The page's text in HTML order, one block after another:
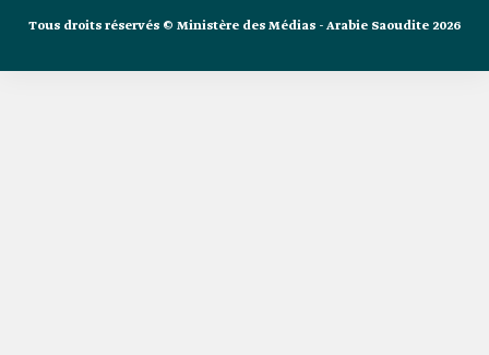
Tous droits réservés © Ministère des Médias - Arabie Saoudite 2026